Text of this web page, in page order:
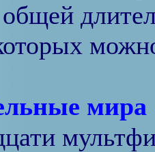
мира